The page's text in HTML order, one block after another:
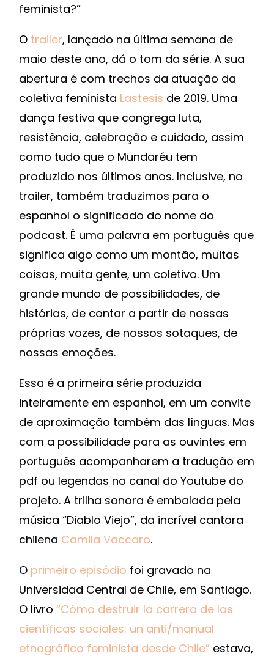
feminista?”
O trailer, lançado na última semana de
maio deste ano, dá o tom da série. A sua
abertura é com trechos da atuação da
coletiva feminista Lastesis de 2019. Uma
dança festiva que congrega luta,
resistência, celebração e cuidado, assim
como tudo que o Mundaréu tem
produzido nos últimos anos. Inclusive, no
trailer, também traduzimos para o
espanhol o significado do nome do
podcast. É uma palavra em português que
significa algo como um montão, muitas
coisas, muita gente, um coletivo. Um
grande mundo de possibilidades, de
histórias, de contar a partir de nossas
próprias vozes, de nossos sotaques, de
nossas emoções.
Essa é a primeira série produzida
inteiramente em espanhol, em um convite
de aproximação também das línguas. Mas
com a possibilidade para as ouvintes em
português acompanharem a tradução em
pdf ou legendas no canal do Youtube do
projeto. A trilha sonora é embalada pela
música “Diablo Viejo”, da incrível cantora
chilena Camila Vaccaro.
O primeiro episódio foi gravado na
Universidad Central de Chile, em Santiago.
O livro “Cómo destruir la carrera de las
científicas sociales: un anti/manual
etnográfico feminista desde Chile” estava,